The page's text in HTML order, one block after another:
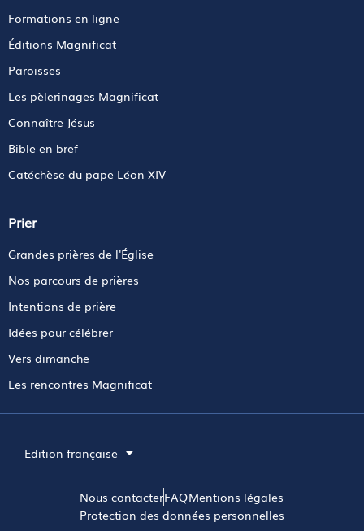
Formations en ligne
Éditions Magnificat
Paroisses
Les pèlerinages Magnificat
Connaître Jésus
Bible en bref
Catéchèse du pape Léon XIV
Prier
Grandes prières de l'Église
Nos parcours de prières
Intentions de prière
Idées pour célébrer
Vers dimanche
Les rencontres Magnificat
Edition française
Nous contacterFAQMentions légales
Protection des données personnelles